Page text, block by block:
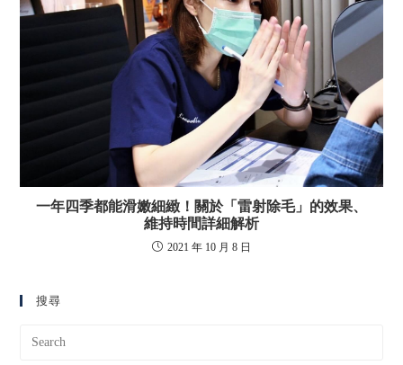
一年四季都能滑嫩細緻！關於「雷射除毛」的效果、
維持時間詳細解析
2021 年 10 月 8 日
搜尋